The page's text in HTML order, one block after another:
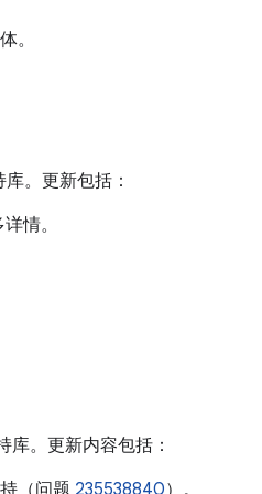
。
。更新包括：
情。
。更新内容包括：
（问题 235538840）。